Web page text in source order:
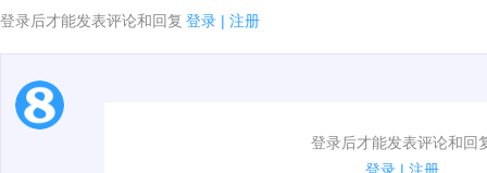
登录后才能发表评论和回复 登录 | 注册
登录后才能发表评论和回
1.电脑端新用户可以发表评论了！